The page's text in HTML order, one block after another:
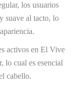
los usuarios
suave al tacto, lo
activos en El Vive
lo cual es esencial
cabello.